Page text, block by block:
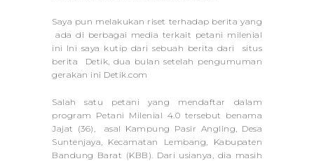
Saya pun melakukan riset terhadap berita yang
ada di berbagai media terkait petani milenial
ini Ini saya kutip dari sebuah berita dari situs
berita Detik, dua bulan setelah pengumuman
gerakan ini Detik.com
Salah satu petani yang mendaftar dalam
program Petani Milenial 4.0 tersebut benama
Jajat (36), asal Kampung Pasir Angling, Desa
Suntenjaya, Kecamatan Lembang, Kabupaten
Bandung Barat (KBB). Dari usianya, dia masih